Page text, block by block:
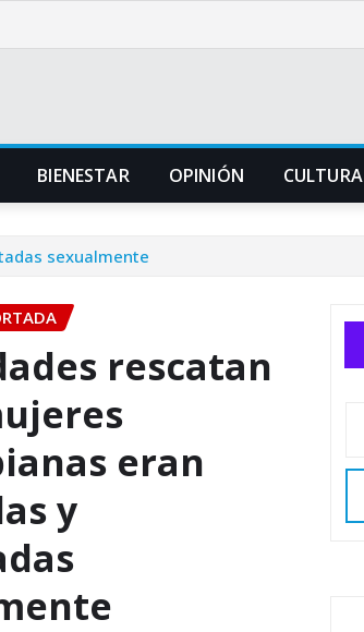
BIENESTAR OPINIÓN CULTURA
sexualmente
rescatan
eran
y